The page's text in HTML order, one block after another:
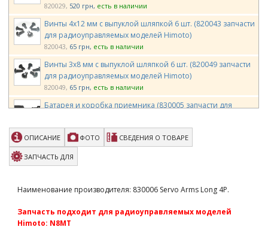
820029 520 грн есть в наличии
Винты 4х12 мм с выпуклой шляпкой 6 шт. (820043 запчасти
для радиоуправляемых моделей Himoto)
820043 65 грн есть в наличии
Винты 3х8 мм с выпуклой шляпкой 6 шт. (820049 запчасти
для радиоуправляемых моделей Himoto)
820049 65 грн есть в наличии
Батарея и коробка приемника (830005 запчасти для
830005 650 грн есть в наличии
Комплект воздушных фильтров (830020 запчасти для
радиоуправляемых моделей Himoto)
830020 590 грн
Винты М4х8 ВH 6 шт для N8MT (830028 запчасти для
830028 65 грн есть в наличии
Крепление центрального дифференциала (833402
ОПИСАНИЕ ФОТО СВЕДЕНИЯ О ТОВАРЕ
ЗАПЧАСТЬ ДЛЯ
Наименование производителя: 830006 Servo Arms Long 4P.
Запчасть подходит для радиоуправляемых моделей
Himoto: N8MT